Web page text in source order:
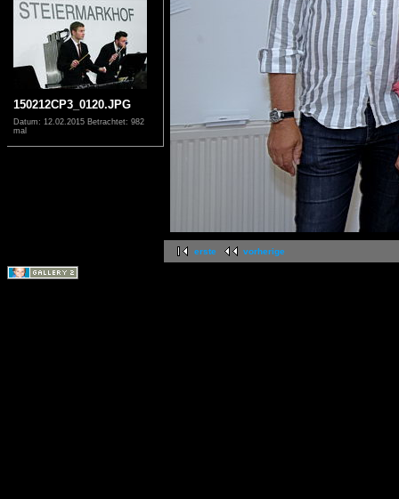
150212CP3_0120.JPG
Datum: 12.02.2015 Betrachtet: 982
mal
erste vorherige